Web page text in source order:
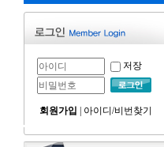
저장
회원가입 아이디/비번찾기